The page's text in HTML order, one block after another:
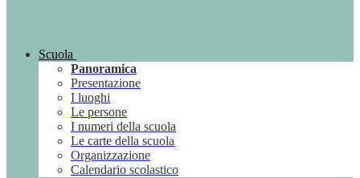
Scuola
Panoramica
Presentazione
I luoghi
Le persone
I numeri della scuola
Le carte della scuola
Organizzazione
Calendario scolastico